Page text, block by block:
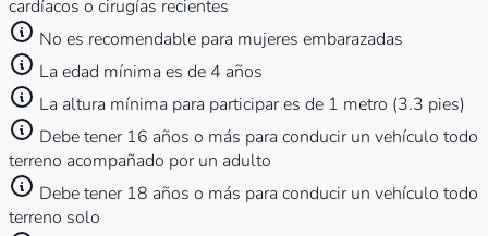
cardíacos o cirugías recientes
No es recomendable para mujeres embarazadas
La edad mínima es de 4 años
La altura mínima para participar es de 1 metro (3.3 pies)
Debe tener 16 años o más para conducir un vehículo todo
terreno acompañado por un adulto
Debe tener 18 años o más para conducir un vehículo todo
terreno solo